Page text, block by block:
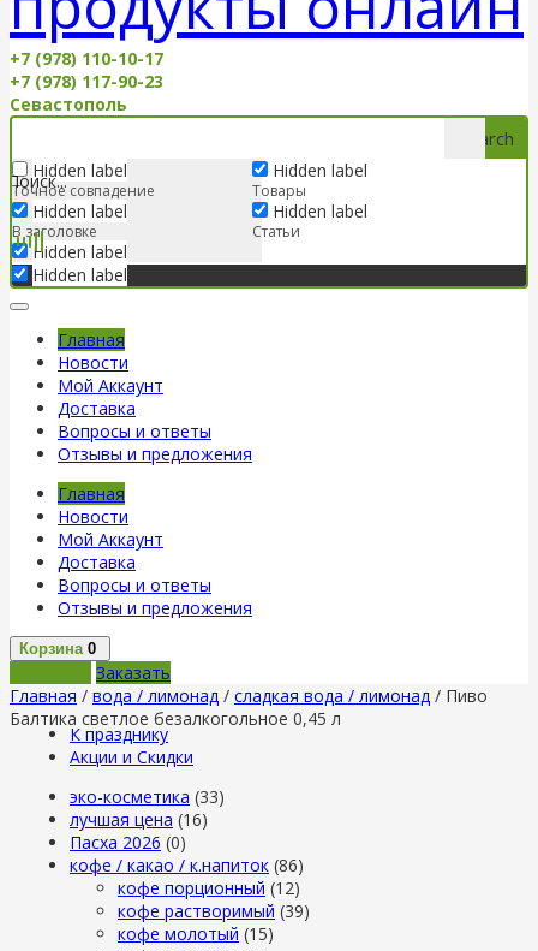
+7 (978) 110-10-17
+7 (978) 117-90-23
Севастополь
Search
Hidden label
Точное совпадение
Hidden label
В заголовке
Hidden label
Hidden label
Hidden label
Товары
Hidden label
Статьи
Главная
Новости
Мой Аккаунт
Доставка
Вопросы и ответы
Отзывы и предложения
Главная
Новости
Мой Аккаунт
Доставка
Вопросы и ответы
Отзывы и предложения
Корзина 0
Заказать
Главная / вода / лимонад / сладкая вода / лимонад / Пиво
Балтика светлое безалкогольное 0,45 л
К празднику
Акции и Скидки
эко-косметика (33)
лучшая цена (16)
Пасха 2026 (0)
кофе / какао / к.напиток (86)
кофе порционный (12)
кофе растворимый (39)
кофе молотый (15)